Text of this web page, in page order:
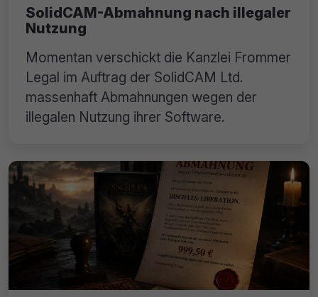
SolidCAM-Abmahnung nach illegaler
Nutzung
Momentan verschickt die Kanzlei Frommer
Legal im Auftrag der SolidCAM Ltd.
massenhaft Abmahnungen wegen der
illegalen Nutzung ihrer Software.